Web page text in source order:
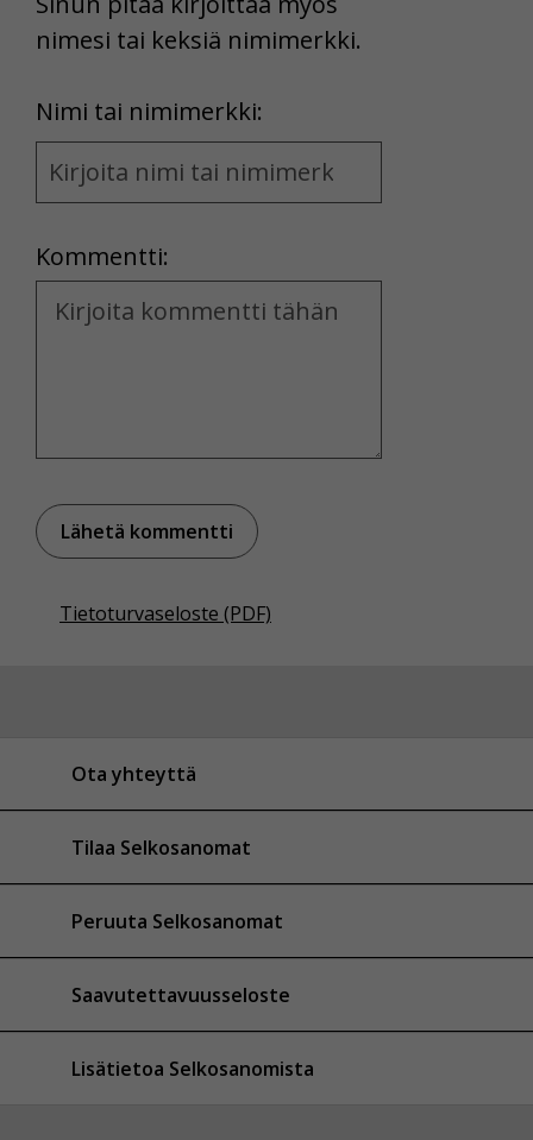
nimesi tai keksiä nimimerkki.
Nimi tai nimimerkki:
Name
and
Kommentti:
Kommentti
Tietoturvaseloste (PDF)
Ota yhteyttä
Tilaa Selkosanomat
Peruuta Selkosanomat
Saavutettavuusseloste
Lisätietoa Selkosanomista